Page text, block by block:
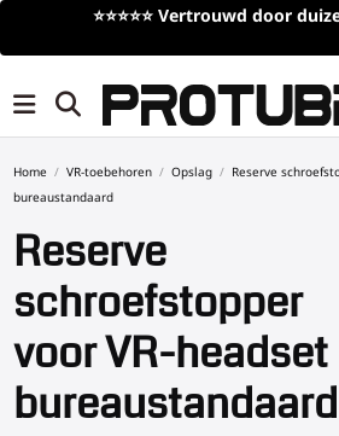
⭐⭐⭐⭐⭐ Vertrouwd door
Home VR-toebehoren Opslag
Reserve
bureaustandaard
Reserve
schroefstopper
voor VR-headset
bureaustandaard